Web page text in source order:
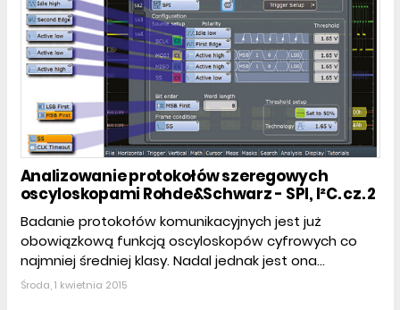
Analizowanie protokołów szeregowych
oscyloskopami Rohde&Schwarz - SPI, I²C. cz. 2
Badanie protokołów komunikacyjnych jest już
obowiązkową funkcją oscyloskopów cyfrowych co
najmniej średniej klasy. Nadal jednak jest ona...
Środa, 1 kwietnia 2015